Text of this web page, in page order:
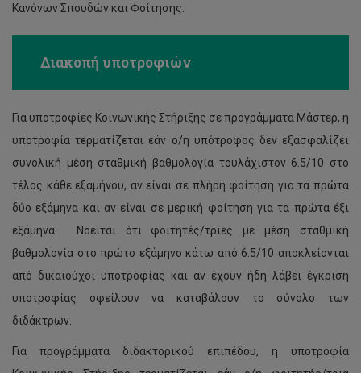
Κανόνων Σπουδών και Φοίτησης.
Διακοπή υποτροφιών
Για υποτροφίες Κοινωνικής Στήριξης σε προγράμματα Μάστερ, η
υποτροφία τερματίζεται εάν ο/η υπότροφος δεν εξασφαλίζει
συνολική μέση σταθμική βαθμολογία τουλάχιστον 6.5/10 στο
τέλος κάθε εξαμήνου, αν είναι σε πλήρη φοίτηση για τα πρώτα
δύο εξάμηνα και αν είναι σε μερική φοίτηση για τα πρώτα έξι
εξάμηνα. Νοείται ότι φοιτητές/τριες με μέση σταθμική
βαθμολογία στο πρώτο εξάμηνο κάτω από 6.5/10 αποκλείονται
από δικαιούχοι υποτροφίας και αν έχουν ήδη λάβει έγκριση
υποτροφίας οφείλουν να καταβάλουν το σύνολο των
διδάκτρων.
Για προγράμματα διδακτορικού επιπέδου, η υποτροφία